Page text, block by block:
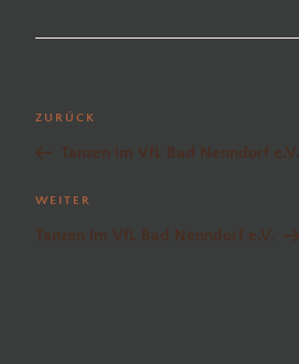
Beitragsnavigation
Vorheriger
Beitrag
ZURÜCK
Tanzen im VfL Bad Nenndorf e.V.
Nächster
Beitrag
WEITER
Tanzen im VfL Bad Nenndorf e.V.